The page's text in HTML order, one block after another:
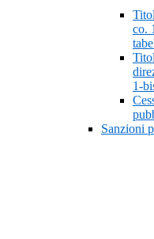
co.
1-
Sanzioni